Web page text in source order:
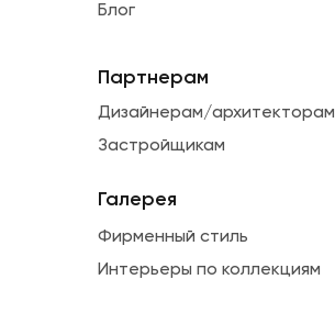
Блог
Партнерам
Дизайнерам/архитекторам
Застройщикам
Галерея
Фирменный стиль
Интерьеры по коллекциям